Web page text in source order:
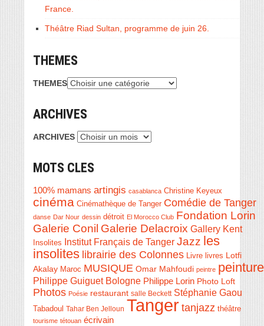
France.
Théâtre Riad Sultan, programme de juin 26.
THEMES
THEMES
ARCHIVES
ARCHIVES
MOTS CLES
100% mamans artingis casablanca Christine Keyeux
cinéma Cinémathèque de Tanger Comédie de Tanger
danse Dar Nour dessin détroit El Morocco Club Fondation Lorin
Galerie Conil Galerie Delacroix Gallery Kent
Insolites Institut Français de Tanger Jazz les
insolites librairie des Colonnes Livre livres Lotfi
Akalay Maroc MUSIQUE Omar Mahfoudi peintre peinture
Philippe Guiguet Bologne Philippe Lorin Photo Loft
Photos Poésie restaurant salle Beckett Stéphanie Gaou
Tabadoul Tahar Ben Jelloun Tanger tanjazz théâtre
tourisme tétouan écrivain